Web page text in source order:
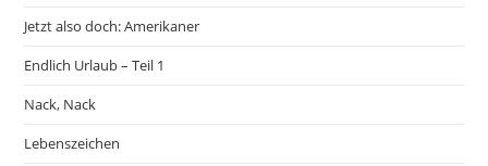
Jetzt also doch: Amerikaner
Endlich Urlaub – Teil 1
Nack, Nack
Lebenszeichen